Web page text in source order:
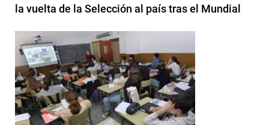
la vuelta de la Selección al país tras el Mundial